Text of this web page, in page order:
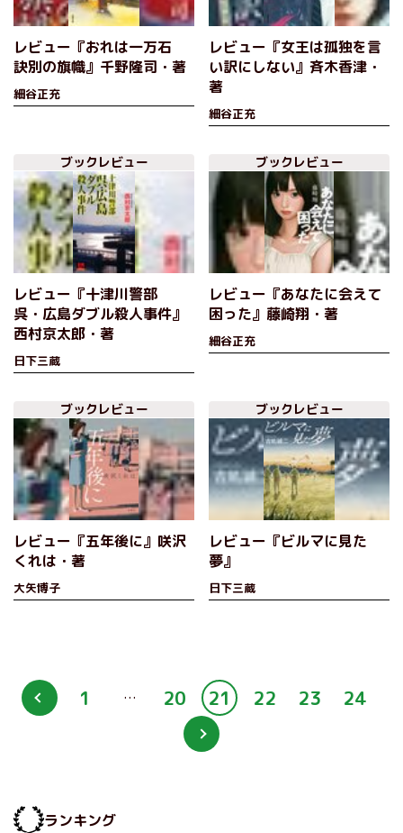
レビュー『おれは一万石
訣別の旗幟』千野隆司・著
細谷正充
レビュー『女王は孤独を言
い訳にしない』斉木香津・
著
細谷正充
ブックレビュー
レビュー『十津川警部
呉・広島ダブル殺人事件』
西村京太郎・著
日下三蔵
ブックレビュー
レビュー『あなたに会えて
困った』藤崎翔・著
細谷正充
ブックレビュー
レビュー『五年後に』咲沢
くれは・著
大矢博子
ブックレビュー
レビュー『ビルマに見た
夢』
日下三蔵
1 … 20 21 22 23 24
ランキング